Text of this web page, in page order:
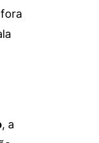
fora
, a